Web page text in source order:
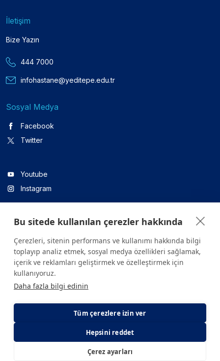
E-Randevu
İletişim
Bize Yazın
444 7000
infohastane@yeditepe.edu.tr
Sosyal Medya
Facebook
Twitter
Youtube
Instagram
Linkedin
Sitede yer alan tüm içerikler yalnızca bilgilendirme amaçlıdır.
Sağlığınızla ilgili sorularınız için mutlaka doktoruza ya da bir sağlık
kuruluşuna başvurunuz.
Gizlilik ve Çerez Politikası KVKK Aydınlatma Metni
Bu sitede kullanılan çerezler hakkında
Çerezleri, sitenin performans ve kullanımı hakkında bilgi
toplayıp analiz etmek, sosyal medya özellikleri sağlamak,
içerik ve reklamları geliştirmek ve özelleştirmek için
kullanıyoruz.
Daha fazla bilgi edinin
Tüm çerezlere izin ver
Hepsini reddet
Çerez ayarları